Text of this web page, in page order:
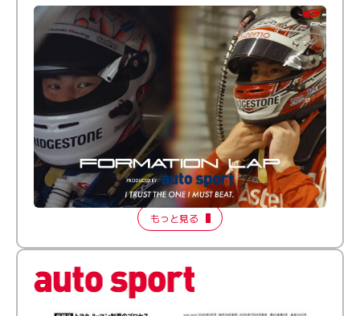
倒す相手を、信じてる。小林利徠斗 × 野村勇斗
【FORMATION LAP Produced by auto sport】
2026 Episode 2
もっと見る